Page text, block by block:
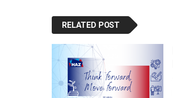
RELATED POST